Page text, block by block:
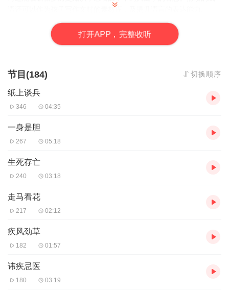
语还可以作为孩子写作文时的素材库，及提升语言的表达能力。
点击右上角“订阅”，即可随时收到更新提醒，收听最新内容。
成语（chéng yǔ，idioms）是中国汉字语言词汇中定型的词。成语
多为四字，亦有三字，五字甚至七字以上。成语是中国传统文化的
一大特色，有固定的结构形式和固定的说法，表示一定的意义，在
成语有很大一部分是从古代相承沿用下来的，在用词方面往往不同
于现代汉语，它代表了一个故事或者典故。有些成语本就是一个微
略有区别。成语是中华文化中一颗璀璨的明珠。
如果您喜欢，欢迎多多转发，�贝壳读书感谢您的关注与收听。一
打开APP，完整收听
节目(184) 切换顺序
纸上谈兵
346 04:35
一身是胆
267 05:18
生死存亡
240 03:18
走马看花
217 02:12
疾风劲草
182 01:57
讳疾忌医
180 03:19